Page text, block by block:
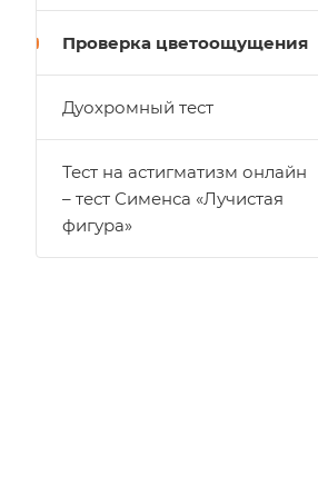
Проверка цветоощущения
Дуохромный тест
Тест на астигматизм онлайн
– тест Сименса «Лучистая
фигура»